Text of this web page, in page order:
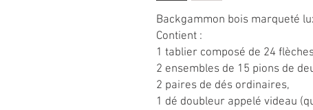
Backgammon bois marqueté
Contient :
1 tablier composé de 24
2 ensembles de 15 pions de
2 paires de dés ordinaires,
1 dé doubleur appelé videau